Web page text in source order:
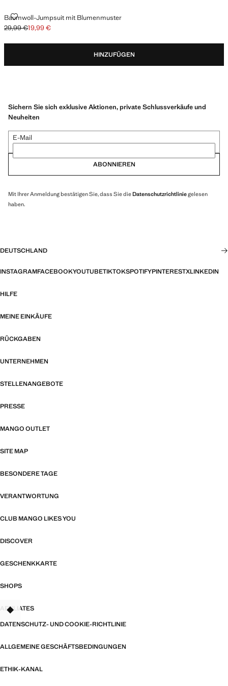
Baumwoll-Jumpsuit mit Blumenmuster
BAUMWOLL-JUMPSUIT MIT BLUMENMUSTER
Ausgangspreis durchgestrichen [29,99 € ]
29,99 €
Aktueller Preis [19,99 € ]
19,99 €
HINZUFÜGEN
Sichern Sie sich exklusive Aktionen, private Schlussverkäufe und
Neuheiten
E-Mail
ABONNIEREN
Mit Ihrer Anmeldung bestätigen Sie, dass Sie dieDatenschutzrichtliniegelesen
haben.
DEUTSCHLAND
INSTAGRAMFACEBOOKYOUTUBETIKTOKSPOTIFYPINTERESTXLINKEDIN
HILFE
MEINE EINKÄUFE
RÜCKGABEN
UNTERNEHMEN
STELLENANGEBOTE
PRESSE
MANGO OUTLET
SITE MAP
BESONDERE TAGE
VERANTWORTUNG
CLUB MANGO LIKES YOU
DISCOVER
GESCHENKKARTE
SHOPS
AFFILIATES
DATENSCHUTZ- UND COOKIE-RICHTLINIE
ALLGEMEINE GESCHÄFTSBEDINGUNGEN
ETHIK-KANAL